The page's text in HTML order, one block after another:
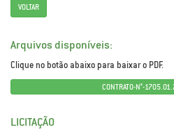
VOLTAR
Arquivos disponíveis:
Clique no botão abaixo para baixar o PDF.
CONTRATO-N°-
LICITAÇÃO